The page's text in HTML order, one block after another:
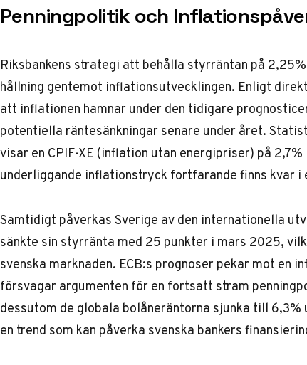
Penningpolitik och
Riksbankens strategi att behålla styrräntan på
hållning gentemot inflationsutvecklingen. Enligt
att inflationen hamnar under den tidigare
potentiella räntesänkningar senare under året.
visar en CPIF-XE (inflation utan energipriser) på
underliggande inflationstryck fortfarande finns kvar i
Samtidigt påverkas Sverige av den internationella
sänkte sin styrränta med 25 punkter i mars 2025,
svenska marknaden. ECB:s prognoser pekar mot en
försvagar argumenten för en fortsatt stram
dessutom de globala bolåneräntorna sjunka till
en trend som kan påverka svenska bankers